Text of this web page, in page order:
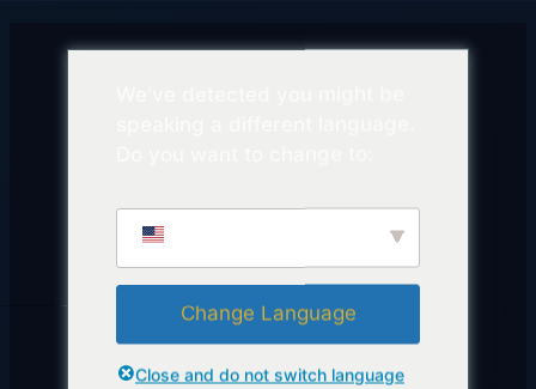
Change Language
Close and do not switch language